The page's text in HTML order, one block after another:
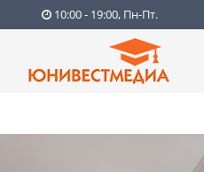
10:00 - 19:00, Пн-Пт.